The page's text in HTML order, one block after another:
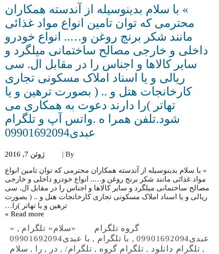
» با سلام بدینوسیله از آندسته همکاران
محترمی که توان تامین انواع مواد غذائی
مانند شکر برنج روغن و….. انواع خودرو
داخلی و خارجی مصالح ساختمانی میلگرد و
سایر کالاها و اجناس را در مقابل ال. سی
ریالی و یا اسناد املاک مسکونی تجاری
کارخانجات هتل و .. ( بصورت ترهین و یا
تهاتر )را دارند دعوت به همکاری می
شود.تلفن همرا ه .واتس آپ و تلگرام
عبدی09901692094
By | ژوئن 7, 2016
» با سلام بدینوسیله از آندسته همکاران محترمی که توان تامین انواع
مواد غذائی مانند شکر برنج روغن و….. انواع خودرو داخلی و خارجی
مصالح ساختمانی میلگرد و سایر کالاها و اجناس را در مقابل ال. سی
ریالی و یا اسناد املاک مسکونی تجاری کارخانجات هتل و .. ( بصورت
ترهین و یا تهاتر )را…
Read more »
گروه تلگرام «سلام» تلگرام ,
»
عبدی09901692094
, با تلگرام, با عبدی09901692094
تلگرام دانلود, تلگرام گروه, تلگرام/, در, را
سلام